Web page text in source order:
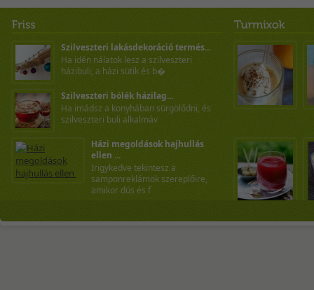
Szilveszteri lakásdekoráció termés...
Ha idén nálatok lesz a szilveszteri
házibuli, a házi sütik és b�
Szilveszteri bólék házilag...
Ha imádsz a konyhában sürgölődni, és
szilveszteri buli alkalmáv
Házi megoldások hajhullás
ellen ...
Irigykedve tekintesz a
samponreklámok szereplőire,
amikor dús és f